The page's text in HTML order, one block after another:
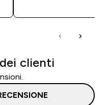
clienti